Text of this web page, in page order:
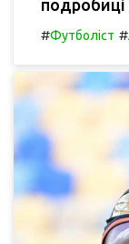
#Футболіст #